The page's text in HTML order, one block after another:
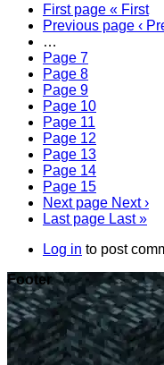
First page « First
Previous page ‹
…
Page 7
Page 8
Page 9
Page 10
Page 11
Page 12
Page 13
Page 14
Page 15
Next page Next ›
Last page Last »
Log in to post
Footer